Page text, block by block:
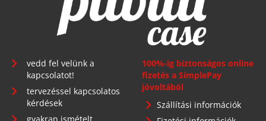
vedd fel velünk a
kapcsolatot!
tervezéssel kapcsolatos
kérdések
100%-ig biztonságos online
fizetés a SimplePay
jóvoltából
Szállítási információk